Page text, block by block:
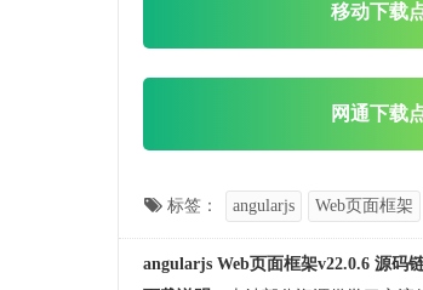
移动下载
网通下载
标签： angularjs Web页面框架
angularjs Web页面框架v22.0.6 源码